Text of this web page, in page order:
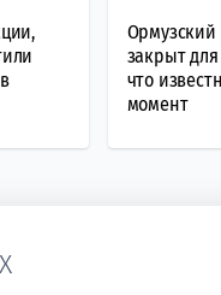
Ормузский
закрыт
что
момент